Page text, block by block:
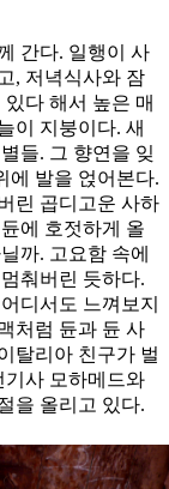
간다. 일행이 사
, 저녁식사와 잠
다 해서 높은 매
이 지붕이다. 새
들. 그 향연을 잊
에 발을 얹어본다.
린 곱디고운 사하
에 호젓하게 올
까. 고요함 속에
춰버린 듯하다.
디서도 느껴보지
처럼 듄과 듄 사
탈리아 친구가 벌
기사 모하메드와
을 올리고 있다.